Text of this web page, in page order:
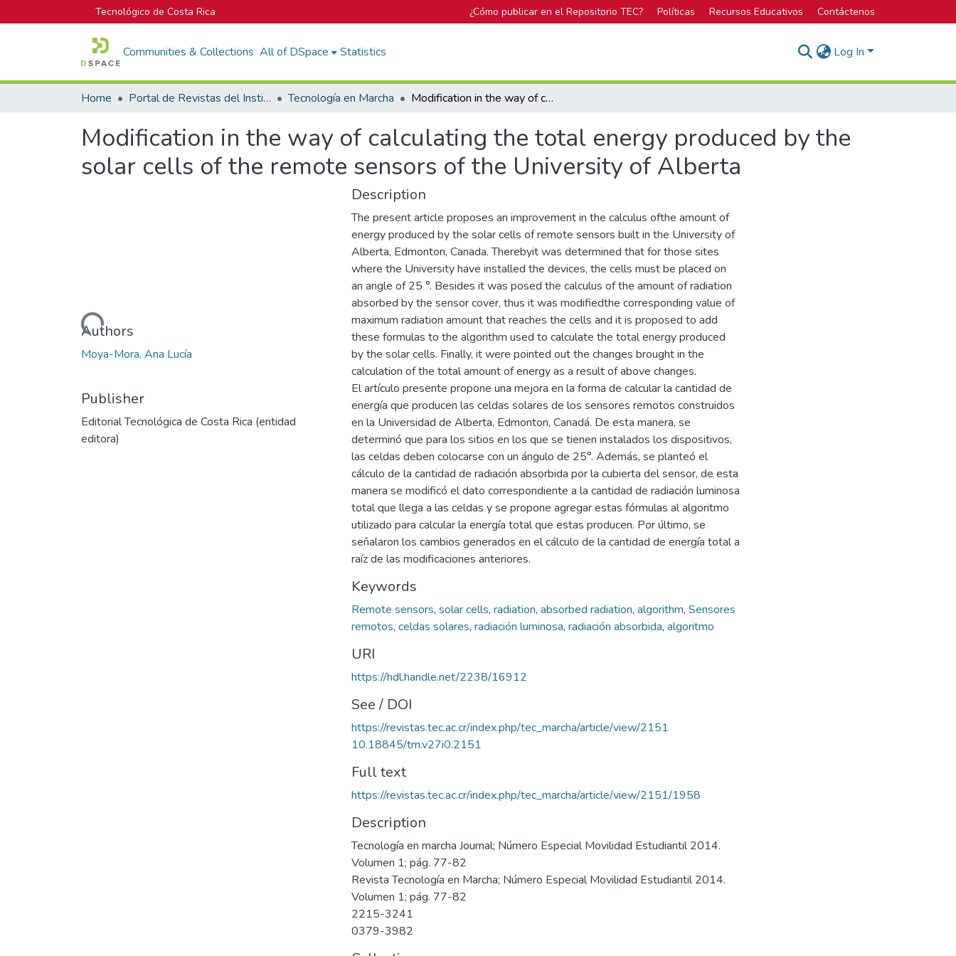
Tecnológico de Costa Rica ¿Cómo publicar en el Repositorio TEC? Políticas Recursos Educativos Contáctenos
Communities & Collections All of DSpace Statistics Log In
Home Portal de Revistas del Instituto Tecnológico de Costa Rica Tecnología en Marcha Modification in the way of calculating the total energy produced by the solar cells of the remote sensors of the University of Alberta
Modification in the way of calculating the total energy produced by the
solar cells of the remote sensors of the University of Alberta
Loading...
Authors
Moya-Mora, Ana Lucía
Publisher
Editorial Tecnológica de Costa Rica (entidad
editora)
Description
The present article proposes an improvement in the calculus ofthe amount of
energy produced by the solar cells of remote sensors built in the University of
Alberta, Edmonton, Canada. Therebyit was determined that for those sites
where the University have installed the devices, the cells must be placed on
an angle of 25 °. Besides it was posed the calculus of the amount of radiation
absorbed by the sensor cover, thus it was modifiedthe corresponding value of
maximum radiation amount that reaches the cells and it is proposed to add
these formulas to the algorithm used to calculate the total energy produced
by the solar cells. Finally, it were pointed out the changes brought in the
calculation of the total amount of energy as a result of above changes.
El artículo presente propone una mejora en la forma de calcular la cantidad de
energía que producen las celdas solares de los sensores remotos construidos
en la Universidad de Alberta, Edmonton, Canadá. De esta manera, se
determinó que para los sitios en los que se tienen instalados los dispositivos,
las celdas deben colocarse con un ángulo de 25°. Además, se planteó el
cálculo de la cantidad de radiación absorbida por la cubierta del sensor, de esta
manera se modificó el dato correspondiente a la cantidad de radiación luminosa
total que llega a las celdas y se propone agregar estas fórmulas al algoritmo
utilizado para calcular la energía total que estas producen. Por último, se
señalaron los cambios generados en el cálculo de la cantidad de energía total a
raíz de las modificaciones anteriores.
Keywords
Remote sensors, solar cells, radiation, absorbed radiation, algorithm, Sensores
remotos, celdas solares, radiación luminosa, radiación absorbida, algoritmo
URI
https://hdl.handle.net/2238/16912
See / DOI
https://revistas.tec.ac.cr/index.php/tec_marcha/article/view/2151
10.18845/tm.v27i0.2151
Full text
https://revistas.tec.ac.cr/index.php/tec_marcha/article/view/2151/1958
Description
Tecnología en marcha Journal; Número Especial Movilidad Estudiantil 2014.
Volumen 1; pág. 77-82
Revista Tecnología en Marcha; Número Especial Movilidad Estudiantil 2014.
Volumen 1; pág. 77-82
2215-3241
0379-3982